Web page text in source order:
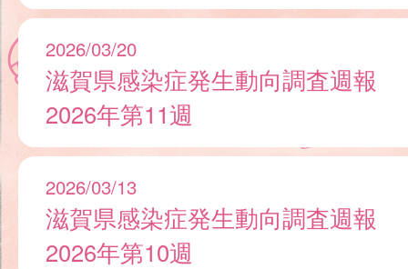
2026/03/20
滋賀県感染症発生動向調査週報
2026年第11週
2026/03/13
滋賀県感染症発生動向調査週報
2026年第10週